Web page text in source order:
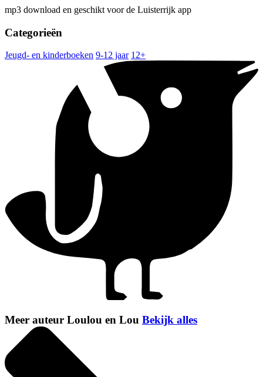
mp3 download en geschikt voor de Luisterrijk app
Categorieën
Jeugd- en kinderboeken 9-12 jaar 12+
Meer auteur Loulou en Lou Bekijk alles